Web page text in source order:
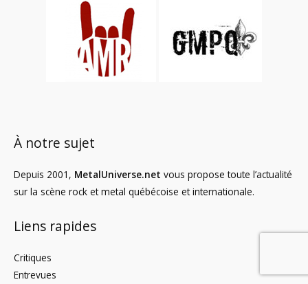
À notre sujet
Depuis 2001, MetalUniverse.net vous propose toute l’actualité
sur la scène rock et metal québécoise et internationale.
Liens rapides
Critiques
Entrevues